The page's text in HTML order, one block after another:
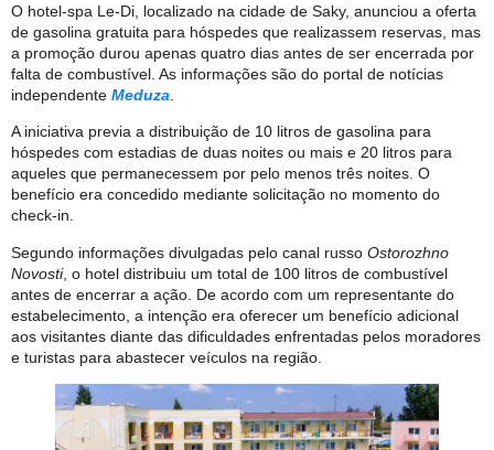
O hotel-spa Le-Di, localizado na cidade de Saky, anunciou a oferta
de gasolina gratuita para hóspedes que realizassem reservas, mas
a promoção durou apenas quatro dias antes de ser encerrada por
falta de combustível. As informações são do portal de notícias
independente Meduza
A iniciativa previa a distribuição de 10 litros de gasolina para
hóspedes com estadias de duas noites ou mais e 20 litros para
aqueles que permanecessem por pelo menos três noites. O
benefício era concedido mediante solicitação no momento do
check-in.
Segundo informações divulgadas pelo canal russo Ostorozhno
Novosti, o hotel distribuiu um total de 100 litros de combustível
antes de encerrar a ação. De acordo com um representante do
estabelecimento, a intenção era oferecer um benefício adicional
aos visitantes diante das dificuldades enfrentadas pelos moradores
e turistas para abastecer veículos na região.